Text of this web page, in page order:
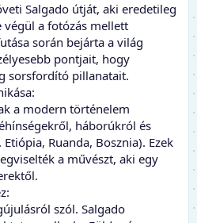
Salgado útját, aki eredetileg
végül a fotózás mellett
során bejárta a világ
pontjait, hogy
sorsfordító pillanatait.
a modern történelem
háborúkról és
Ruanda, Bosznia). Ezek
a művészt, aki egy
szól. Salgado